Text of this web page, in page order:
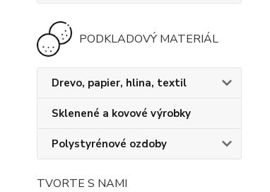
PODKLADOVÝ MATERIÁL
Drevo, papier, hlina, textil
Sklenené a kovové výrobky
Polystyrénové ozdoby
TVORTE S NAMI